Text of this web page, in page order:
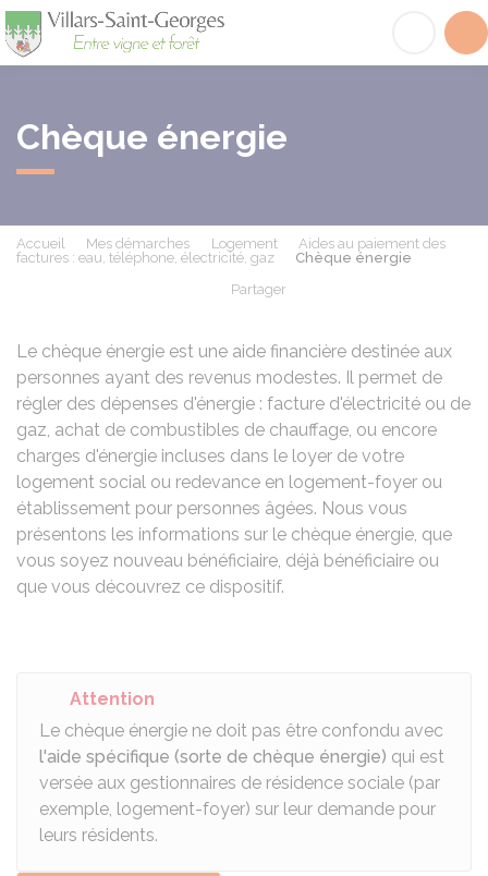
Chèque énergie
Accueil Mes démarches Logement
Aides au paiement des
factures : eau, téléphone, électricité, gaz
Chèque énergie
Partager
Le chèque énergie est une aide financière destinée aux
personnes ayant des revenus modestes. Il permet de
régler des dépenses d'énergie : facture d'électricité ou de
gaz, achat de combustibles de chauffage, ou encore
charges d'énergie incluses dans le loyer de votre
logement social ou redevance en logement-foyer ou
établissement pour personnes âgées. Nous vous
présentons les informations sur le chèque énergie, que
vous soyez nouveau bénéficiaire, déjà bénéficiaire ou
que vous découvrez ce dispositif.
Attention
Le chèque énergie ne doit pas être confondu avec
l'aide spécifique (sorte de chèque énergie) qui est
versée aux gestionnaires de résidence sociale (par
exemple, logement-foyer) sur leur demande pour
leurs résidents.